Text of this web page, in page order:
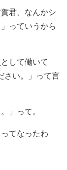
君、なんかシ
っていうから
して働いて
さい。」って言
」って。
てなったわ